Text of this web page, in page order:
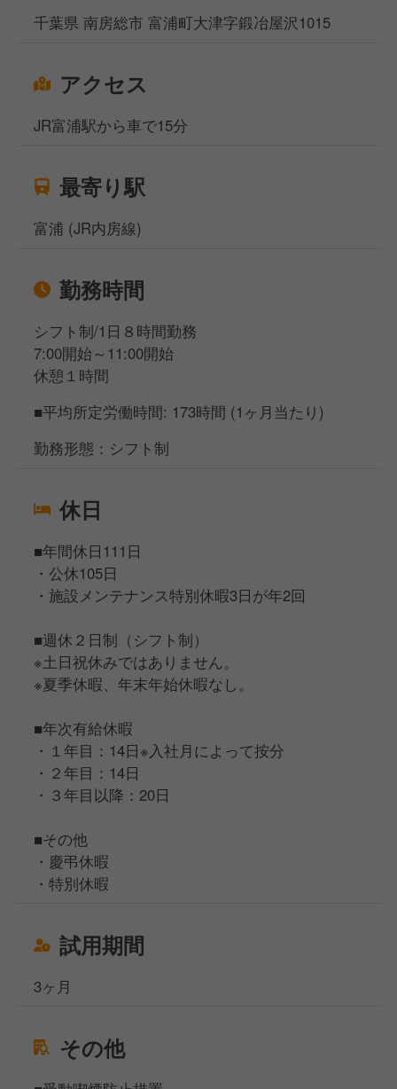
千葉県 南房総市 富浦町大津字鍛冶屋沢1015
アクセス
JR富浦駅から車で15分
最寄り駅
富浦 (JR内房線)
勤務時間
シフト制/1日８時間勤務
7:00開始～11:00開始
休憩１時間
■平均所定労働時間: 173時間 (1ヶ月当たり)
勤務形態：シフト制
休日
■年間休日111日
・公休105日
・施設メンテナンス特別休暇3日が年2回
■週休２日制（シフト制）
※土日祝休みではありません。
※夏季休暇、年末年始休暇なし。
■年次有給休暇
・１年目：14日※入社月によって按分
・２年目：14日
・３年目以降：20日
■その他
・慶弔休暇
・特別休暇
試用期間
3ヶ月
その他